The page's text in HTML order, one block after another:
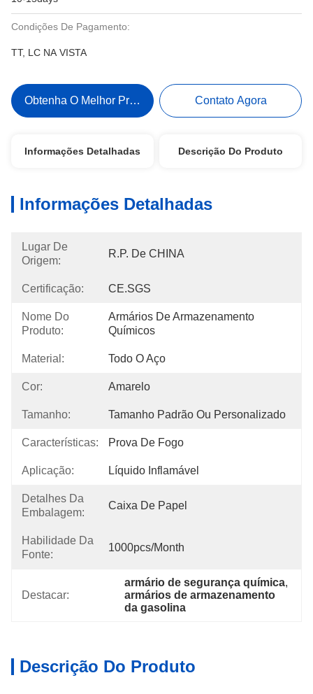
Condições De Pagamento:
TT, LC NA VISTA
Obtenha O Melhor Preço Contato Agora
Informações Detalhadas Descrição Do Produto
Informações Detalhadas
Lugar De
Origem:
R.P. De CHINA
Certificação: CE.SGS
Nome Do
Produto:
Armários De Armazenamento
Químicos
Material: Todo O Aço
Cor: Amarelo
Tamanho: Tamanho Padrão Ou Personalizado
Características: Prova De Fogo
Aplicação: Líquido Inflamável
Detalhes Da
Embalagem:
Caixa De Papel
Habilidade Da
Fonte:
1000pcs/month
Destacar:
armário de segurança química
armários de armazenamento
da gasolina
Descrição Do Produto